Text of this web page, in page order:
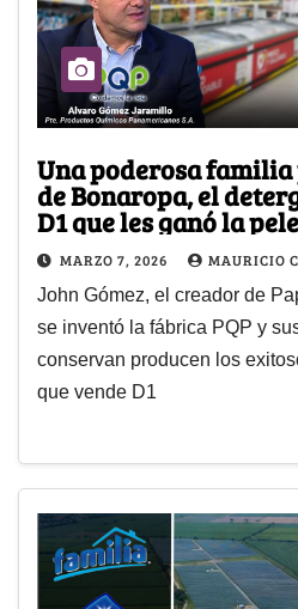
Una poderosa
de Bonaropa, el
D1 que les ganó la
MARZO 7, 2026 MAURICIO
John Gómez, el creador de
se inventó la fábrica PQP y
conservan producen los
que vende D1